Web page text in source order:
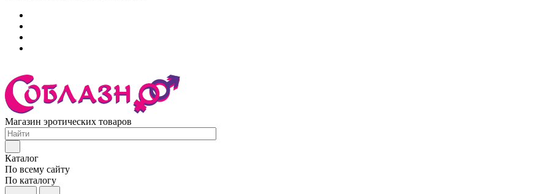
Магазин эротических товаров
Каталог
По всему сайту
По каталогу